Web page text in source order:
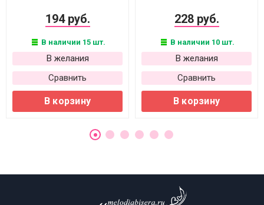
194 руб.
В наличии 15 шт.
В желания
Сравнить
В корзину
228 руб.
В наличии 10 шт.
В желания
Сравнить
В корзину